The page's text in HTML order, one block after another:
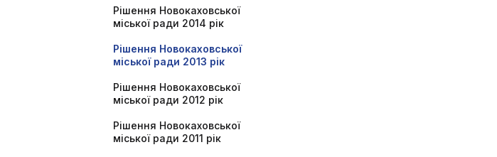
Рішення Новокаховської
міської ради 2014 рік
Рішення Новокаховської
міської ради 2013 рік
Рішення Новокаховської
міської ради 2012 рік
Рішення Новокаховської
міської ради 2011 рік